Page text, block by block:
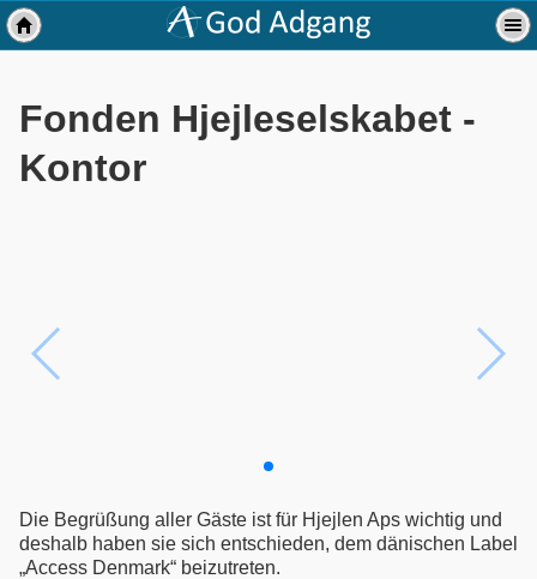
Fonden Hjejleselskabet -
Kontor
Die Begrüßung aller Gäste ist für Hjejlen Aps wichtig und
deshalb haben sie sich entschieden, dem dänischen Label
„Access Denmark“ beizutreten.